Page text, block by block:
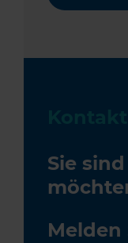
Sie
Melden